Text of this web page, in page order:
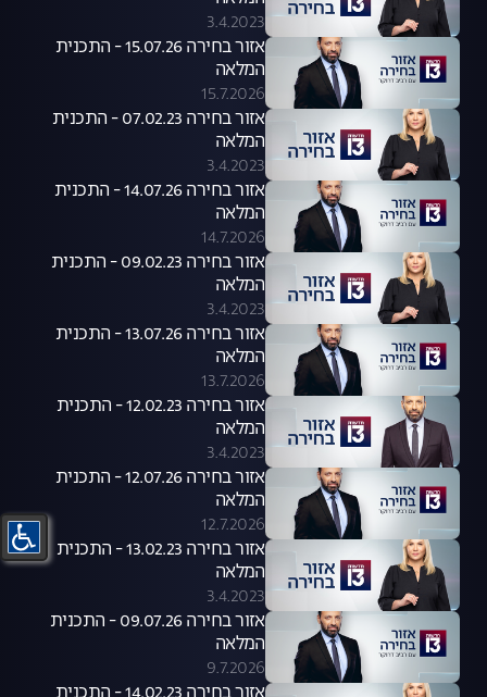
3.4.2023
אזור בחירה 15.07.26 - התכנית
המלאה
15.7.2026
אזור בחירה 07.02.23 - התכנית
המלאה
3.4.2023
אזור בחירה 14.07.26 - התכנית
המלאה
14.7.2026
אזור בחירה 09.02.23 - התכנית
המלאה
3.4.2023
אזור בחירה 13.07.26 - התכנית
המלאה
13.7.2026
אזור בחירה 12.02.23 - התכנית
המלאה
3.4.2023
אזור בחירה 12.07.26 - התכנית
המלאה
12.7.2026
אזור בחירה 13.02.23 - התכנית
המלאה
3.4.2023
אזור בחירה 09.07.26 - התכנית
המלאה
9.7.2026